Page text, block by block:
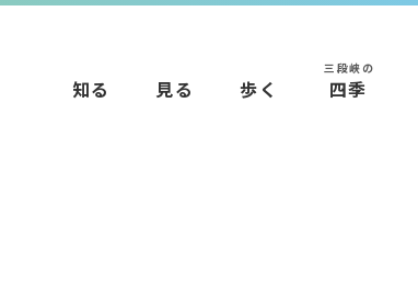
知る 見る 歩く
三段峡の
四季